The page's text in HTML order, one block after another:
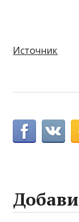
Источник